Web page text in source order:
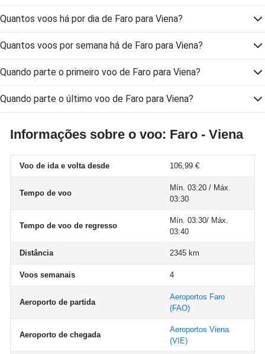
Quantos voos há por dia de Faro para Viena?
Quantos voos por semana há de Faro para Viena?
Quando parte o primeiro voo de Faro para Viena?
Quando parte o último voo de Faro para Viena?
Informações sobre o voo: Faro - Viena
Voo de ida e volta desde 106,99 €
Tempo de voo
Mín. 03:20 / Máx.
03:30
Tempo de voo de regresso
Mín. 03:30/ Máx.
03:40
Distância 2345 km
Voos semanais 4
Aeroporto de partida
Aeroportos Faro
(FAO)
Aeroporto de chegada
Aeroportos Viena
(VIE)